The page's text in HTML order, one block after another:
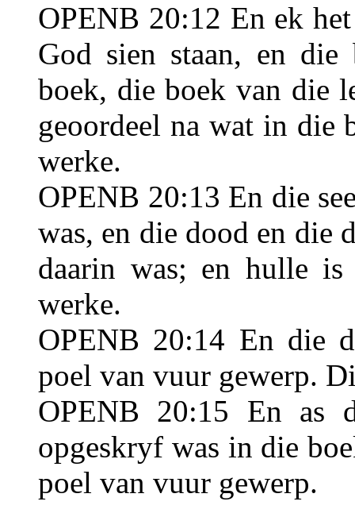
OPENB 20:12 En ek
God sien staan, en die
boek, die boek van die
geoordeel na wat in die
werke.
OPENB 20:13 En die
was, en die dood en die
daarin was; en hulle is
werke.
OPENB 20:14 En die
poel van vuur gewerp.
OPENB 20:15 En as
opgeskryf was in die
poel van vuur gewerp.